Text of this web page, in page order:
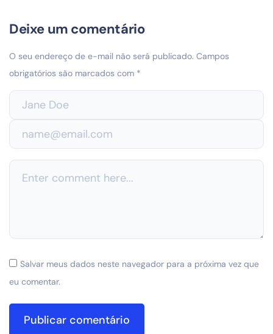
Deixe um comentário
O seu endereço de e-mail não será publicado. Campos
obrigatórios são marcados com *
Salvar meus dados neste navegador para a próxima vez que
eu comentar.